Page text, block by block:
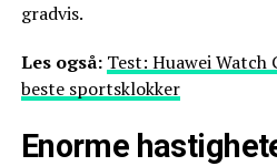
gradvis.
Les også: Test: Huawei Watch
beste sportsklokker
Enorme